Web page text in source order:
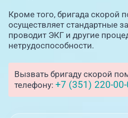
Кроме того, бригада скорой
осуществляет стандартные
проводит ЭКГ и другие
нетрудоспособности.
Вызвать бригаду скорой
телефону: +7 (351) 220-